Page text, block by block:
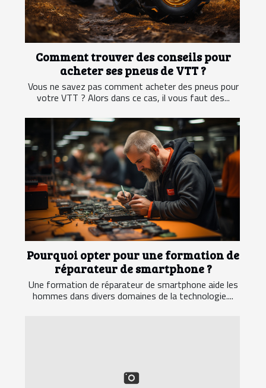
Comment trouver des conseils pour
acheter ses pneus de VTT ?
Vous ne savez pas comment acheter des pneus pour
votre VTT ? Alors dans ce cas, il vous faut des...
Pourquoi opter pour une formation de
réparateur de smartphone ?
Une formation de réparateur de smartphone aide les
hommes dans divers domaines de la technologie....